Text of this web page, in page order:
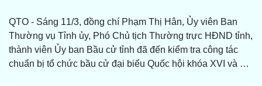
QTO - Sáng 11/3, đồng chí Phạm Thị Hân, Ủy viên Ban
Thường vụ Tỉnh ủy, Phó Chủ tịch Thường trực HĐND tỉnh,
thành viên Ủy ban Bầu cử tỉnh đã đến kiểm tra công tác
chuẩn bị tổ chức bầu cử đại biểu Quốc hội khóa XVI và đại